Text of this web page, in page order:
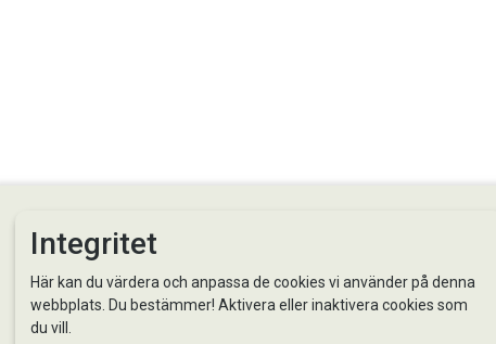
Integritet
Här kan du värdera och anpassa de cookies vi använder på denna
webbplats. Du bestämmer! Aktivera eller inaktivera cookies som
du vill.